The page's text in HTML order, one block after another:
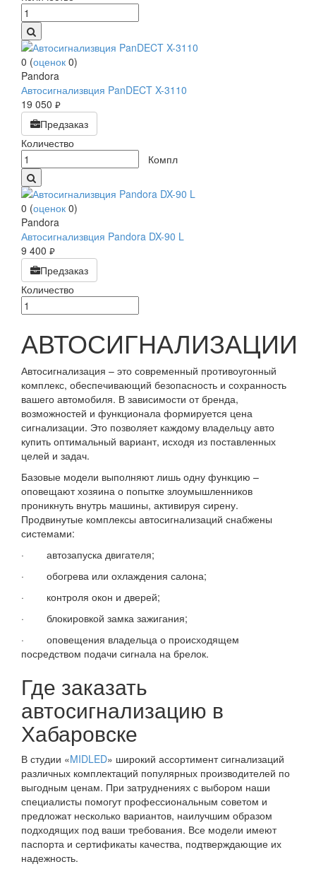
0 (оценок 0)
Pandora
Автосигнализвция PanDECT X-3110
19 050 руб.
Предзаказ
Количество
Компл
0 (оценок 0)
Pandora
Автосигнализвция Pandora DX-90 L
9 400 руб.
Предзаказ
Количество
АВТОСИГНАЛИЗАЦИИ
Автосигнализация – это современный противоугонный
комплекс, обеспечивающий безопасность и сохранность
вашего автомобиля. В зависимости от бренда,
возможностей и функционала формируется цена
сигнализации. Это позволяет каждому владельцу авто
купить оптимальный вариант, исходя из поставленных
целей и задач.
Базовые модели выполняют лишь одну функцию –
оповещают хозяина о попытке злоумышленников
проникнуть внутрь машины, активируя сирену.
Продвинутые комплексы автосигнализаций снабжены
системами:
· автозапуска двигателя;
· обогрева или охлаждения салона;
· контроля окон и дверей;
· блокировкой замка зажигания;
· оповещения владельца о происходящем
посредством подачи сигнала на брелок.
Где заказать
автосигнализацию в
Хабаровске
В студии «MIDLED» широкий ассортимент сигнализаций
различных комплектаций популярных производителей по
выгодным ценам. При затруднениях с выбором наши
специалисты помогут профессиональным советом и
предложат несколько вариантов, наилучшим образом
подходящих под ваши требования. Все модели имеют
паспорта и сертификаты качества, подтверждающие их
надежность.